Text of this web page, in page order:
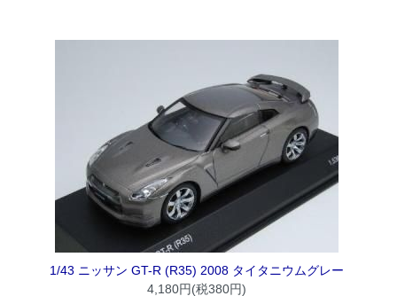
1/43 ニッサン GT-R (R35) 2008 タイタニウムグレー
4,180円(税380円)